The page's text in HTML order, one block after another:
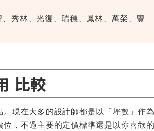
秀林、光復、瑞穗、鳳林、萬榮、豐
比較
現在大多的設計師都是以「坪數」作為
，不過主要的定價標準還是以你喜歡的